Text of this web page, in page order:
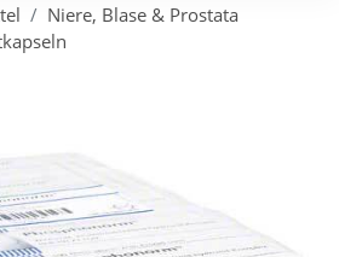
Niere, Blase & Prostata